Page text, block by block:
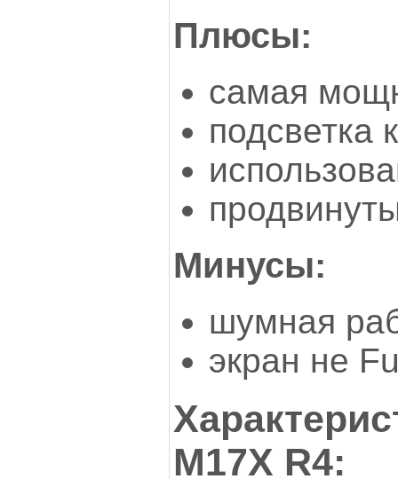
Плюсы:
самая
подсветка
Минусы:
шумная
экран не
М17Х R4: